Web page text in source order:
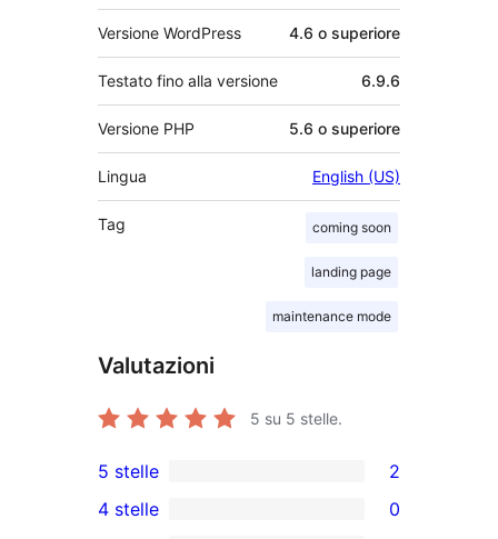
Versione WordPress 4.6 o superiore
Testato fino alla versione 6.9.6
Versione PHP 5.6 o superiore
Lingua English (US)
Tag coming soon
landing page
maintenance mode
Valutazioni
5 su 5 stelle.
2
recensioni
5 stelle 2
4 stelle 0